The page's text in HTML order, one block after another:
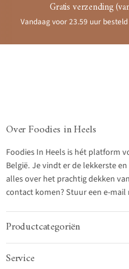
Gratis verzending
Vandaag voor 23.59 uur
Over Foodies in Heels
Foodies In Heels is hét platform
België. Je vindt er de lekkerste
alles over het prachtig dekken
contact komen? Stuur een e-
Productcategoriën
Service